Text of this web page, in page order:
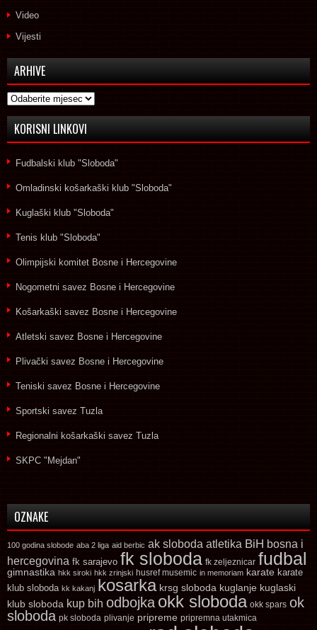
Video
Vijesti
ARHIVE
Arhive
KORISNI LINKOVI
Fudbalski klub "Sloboda"
Omladinski košarkaški klub "Sloboda"
Kuglaški klub "Sloboda"
Tenis klub "Sloboda"
Olimpijski komitet Bosne i Hercegovine
Nogometni savez Bosne i Hercegovine
Košarkaški savez Bosne i Hercegovine
Atletski savez Bosne i Hercegovine
Plivački savez Bosne i Hercegovine
Teniski savez Bosne i Hercegovine
Sportski savez Tuzla
Regionalni košarkaški savez Tuzla
SKPC "Mejdan"
OZNAKE
100 godina slobode aba 2 liga aid berbic ak sloboda atletika BiH bosna i
hercegovina fk sarajevo fk sloboda fk zeljeznicar fudbal
gimnastika hkk siroki hkk zrinjski husref musemic in memoriam karate karate
klub sloboda kk kakanj kosarka krsg sloboda kuglanje kuglaski
klub sloboda kup bih odbojka okk sloboda okk spars ok
sloboda pk sloboda plivanje pripreme pripremna utakmica